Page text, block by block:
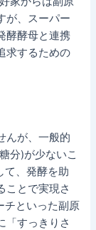
が、スーパー
酵酵母と連携
求するための
んが、一般的
分)が少ないこ
て、発酵を助
ことで実現さ
チといった副原
「すっきりさ